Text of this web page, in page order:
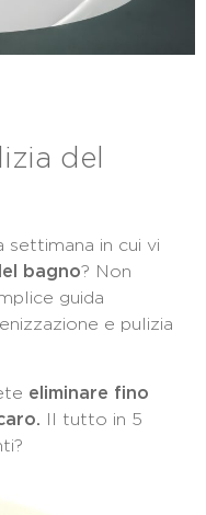
del
settimana in cui vi
bagno? Non
guida
e pulizia
eliminare fino
Il tutto in 5